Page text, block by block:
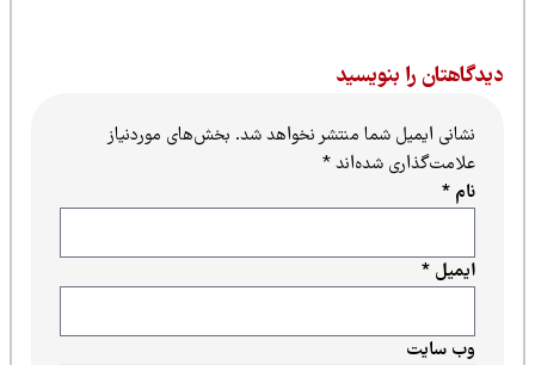
را بنویسید
نشانی ایمیل شما منتشر نخواهد شد.بخش‌های موردنیاز
علامت‌گذاری شده‌اند*
ایمیل*
وب‌ سایت